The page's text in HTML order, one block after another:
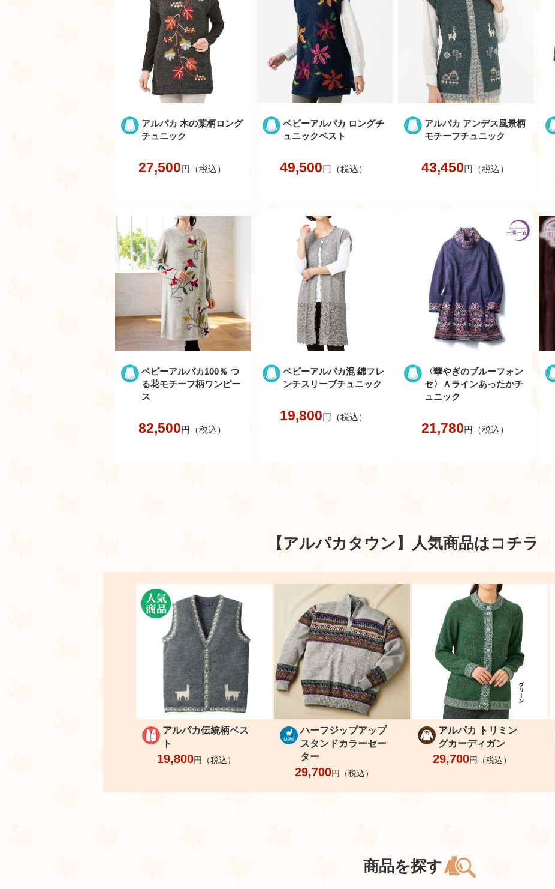
アルパカ 木の葉柄ロング
チュニック
27,500円（税込）
ベビーアルパカ ロングチ
ュニックベスト
49,500円（税込）
アルパカ アンデス風景柄
モチーフチュニック
43,450円（税込）
ベビーアルパカ100％ つ
る花モチーフ柄ワンピー
ス
82,500円（税込）
ベビーアルパカ混 綿フレ
ンチスリーブチュニック
19,800円（税込）
〈華やぎのブルーフォン
セ〉Ａラインあったかチ
ュニック
21,780円（税込）
【アルパカタウン】 人気商品はコチラ
アルパカ伝統柄ベス
ト
19,800円（税込）
ハーフジップアップ
スタンドカラーセー
ター
29,700円（税込）
アルパカ トリミン
グカーディガン
29,700円（税込）
商品を探す